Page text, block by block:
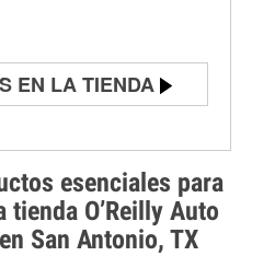
esenciales para
tienda O’Reilly Auto
San Antonio, TX
EN LA TIENDA
y
la luz "Check Engine"